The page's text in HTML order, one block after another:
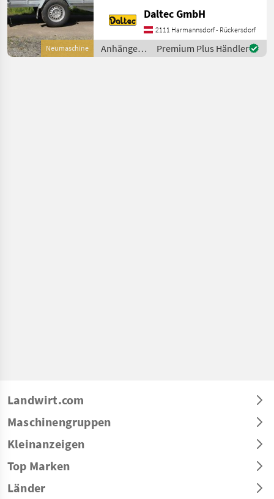
Neumaschine
Typenschein Höchzul.
Gesamtgewicht 1300kg
Nutzlast 795kg Innenmaße:
2580x1400x1480
Daltec GmbH
2111 Harmannsdorf - Rückersdorf
Anhänger /
Daltec
Premium Plus Händler
Landwirt.com
Maschinengruppen
Kleinanzeigen
Top Marken
Länder